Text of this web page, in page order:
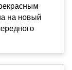
на новый